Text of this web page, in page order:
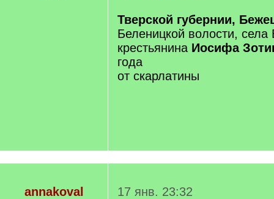
Тверской губернии,
Беленицкой волости,
крестьянина Иосифа
года
от скарлатины
annakoval
17 янв. 23:32